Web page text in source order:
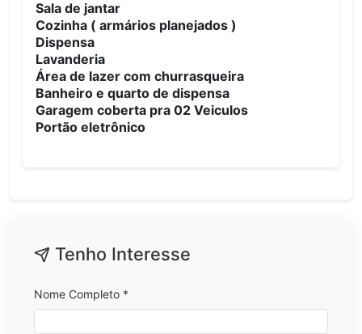
Sala de jantar
Cozinha ( armários planejados )
Dispensa
Lavanderia
Área de lazer com churrasqueira
Banheiro e quarto de dispensa
Garagem coberta pra 02 Veiculos
Portão eletrônico
Tenho Interesse
Nome Completo *